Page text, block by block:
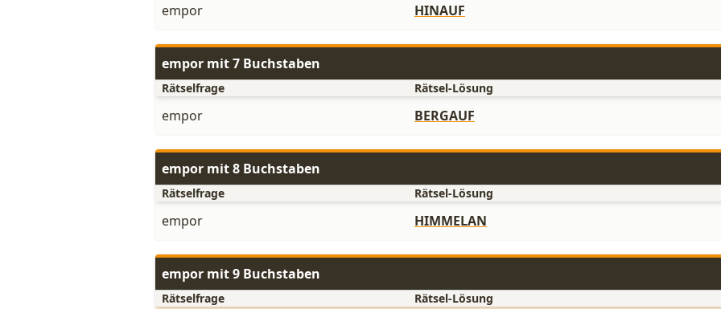
empor HINAUF
empor mit 7 Buchstaben
Rätselfrage Rätsel-Lösung
empor BERGAUF
empor mit 8 Buchstaben
Rätselfrage Rätsel-Lösung
empor HIMMELAN
empor mit 9 Buchstaben
Rätselfrage Rätsel-Lösung